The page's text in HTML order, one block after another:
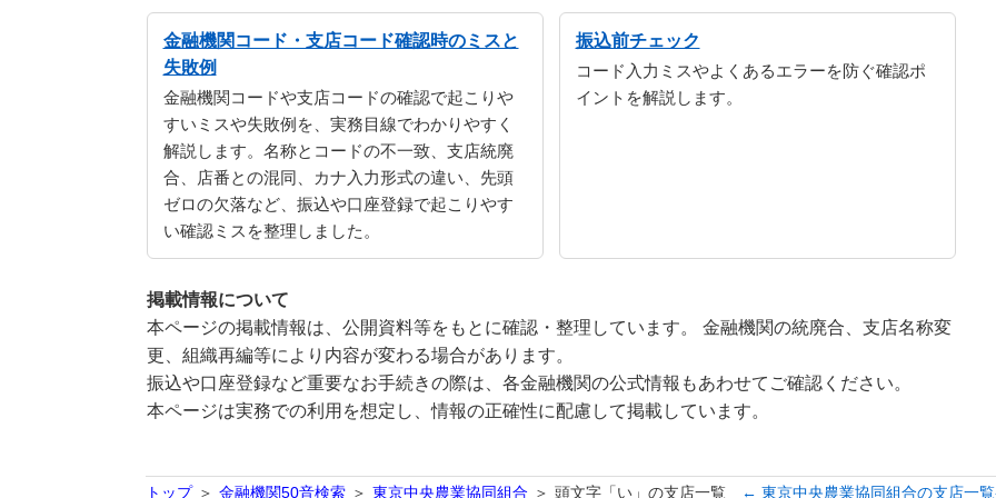
金融機関コード・支店コード確認時のミスと
失敗例
金融機関コードや支店コードの確認で起こりや
すいミスや失敗例を、実務目線でわかりやすく
解説します。名称とコードの不一致、支店統廃
合、店番との混同、カナ入力形式の違い、先頭
ゼロの欠落など、振込や口座登録で起こりやす
い確認ミスを整理しました。
振込前チェック
コード入力ミスやよくあるエラーを防ぐ確認ポ
イントを解説します。
掲載情報について
本ページの掲載情報は、公開資料等をもとに確認・整理しています。 金融機関の統廃合、支店名称変
更、組織再編等により内容が変わる場合があります。
振込や口座登録など重要なお手続きの際は、各金融機関の公式情報もあわせてご確認ください。
本ページは実務での利用を想定し、情報の正確性に配慮して掲載しています。
トップ 金融機関50音検索 東京中央農業協同組合 頭文字「い」の支店一覧 ← 東京中央農業協同組合の支店一